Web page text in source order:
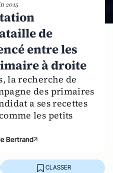
2015
de
entre les
à droite
la recherche de
des primaires
a ses recettes
les petits
Bertrand
CLASSER